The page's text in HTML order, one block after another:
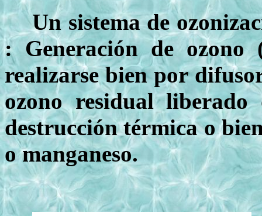
Un sistema de
: Generación de ozono
realizarse bien por
ozono residual liberado
destrucción térmica o
o manganeso.